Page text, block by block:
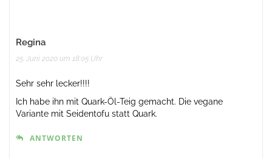
Regina
25. Juni 2020 um 18:05 Uhr
Sehr sehr lecker!!!!
Ich habe ihn mit Quark-Öl-Teig gemacht. Die vegane
Variante mit Seidentofu statt Quark.
ANTWORTEN